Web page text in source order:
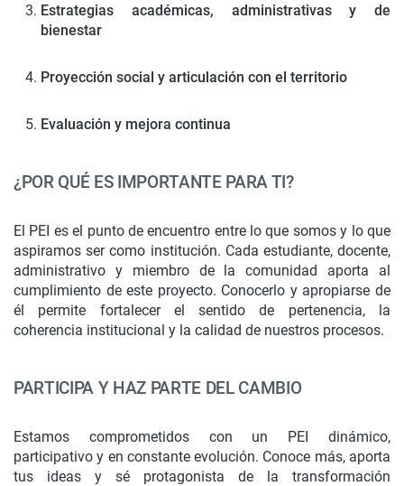
Estrategias académicas, administrativas y de
bienestar
Proyección social y articulación con el territorio
Evaluación y mejora continua
¿POR QUÉ ES IMPORTANTE PARA TI?
El PEI es el punto de encuentro entre lo que somos y lo que
aspiramos ser como institución. Cada estudiante, docente,
administrativo y miembro de la comunidad aporta al
cumplimiento de este proyecto. Conocerlo y apropiarse de
él permite fortalecer el sentido de pertenencia, la
coherencia institucional y la calidad de nuestros procesos.
PARTICIPA Y HAZ PARTE DEL CAMBIO
Estamos comprometidos con un PEI dinámico,
participativo y en constante evolución. Conoce más, aporta
tus ideas y sé protagonista de la transformación